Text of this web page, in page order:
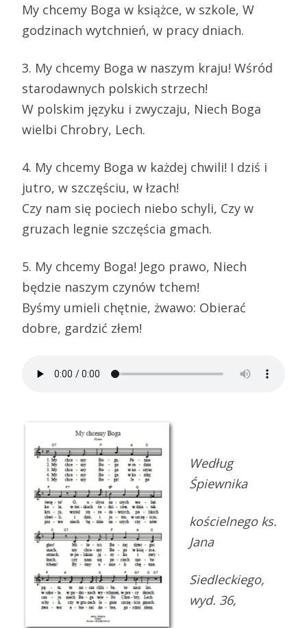
My chcemy Boga w książce, w szkole, W
godzinach wytchnień, w pracy dniach.
3. My chcemy Boga w naszym kraju! Wśród
starodawnych polskich strzech!
W polskim języku i zwyczaju, Niech Boga
wielbi Chrobry, Lech.
4. My chcemy Boga w każdej chwili! I dziś i
jutro, w szczęściu, w łzach!
Czy nam się pociech niebo schyli, Czy w
gruzach legnie szczęścia gmach.
5. My chcemy Boga! Jego prawo, Niech
będzie naszym czynów tchem!
Byśmy umieli chętnie, żwawo: Obierać
dobre, gardzić złem!
Według
Śpiewnika
kościelnego ks.
Jana
Siedleckiego,
wyd. 36,